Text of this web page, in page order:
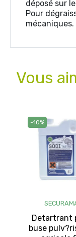
déposé sur
Pour
mécaniques.
Vous
-10%
Detartrant
buse